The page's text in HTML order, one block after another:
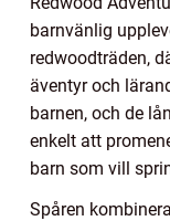
barnvänlig
redwoodträden,
äventyr och
barnen, och de
enkelt att
barn som vill
Spåren